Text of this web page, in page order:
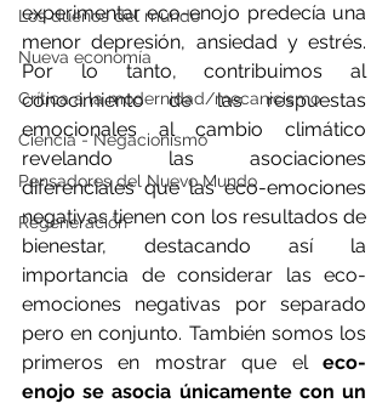
Los dueños del mundo
Nueva economía
Crítica a la modernidad/mecanicismo
Ciencia - Negacionismo
Pensadores del Nuevo Mundo
Regeneración
experimentar eco-enojo predecía una
menor depresión, ansiedad y estrés.
Por lo tanto, contribuimos al
conocimiento de las respuestas
emocionales al cambio climático
revelando las asociaciones
diferenciales que las eco-emociones
negativas tienen con los resultados de
bienestar, destacando así la
importancia de considerar las eco-
emociones negativas por separado
pero en conjunto. También somos los
primeros en mostrar que el eco-
enojo se asocia únicamente con un